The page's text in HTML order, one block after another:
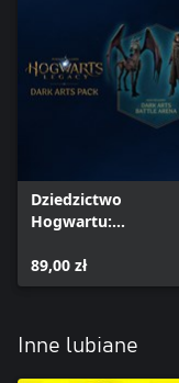
Dziedzictwo
Hogwartu:
Zestaw
89,00 zł
Inne lubiane